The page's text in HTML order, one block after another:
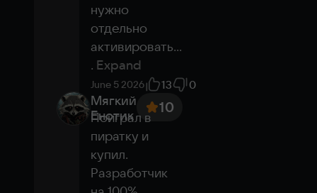
нужно
отдельно
активировать.
. Expand
June 5 2026 13 0
Мягкий
Енотик
10
Поиграл в
пиратку и
купил.
Разработчик